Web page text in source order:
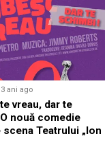
3 ani ago
vreau, dar te
nouă comedie
Teatrului „Ion